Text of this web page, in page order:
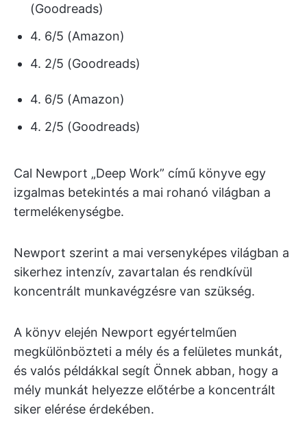
(Goodreads)
4. 6/5 (Amazon)
4. 2/5 (Goodreads)
4. 6/5 (Amazon)
4. 2/5 (Goodreads)
Cal Newport „Deep Work” című könyve egy
izgalmas betekintés a mai rohanó világban a
termelékenységbe.
Newport szerint a mai versenyképes világban a
sikerhez intenzív, zavartalan és rendkívül
koncentrált munkavégzésre van szükség.
A könyv elején Newport egyértelműen
megkülönbözteti a mély és a felületes munkát,
és valós példákkal segít Önnek abban, hogy a
mély munkát helyezze előtérbe a koncentrált
siker elérése érdekében.